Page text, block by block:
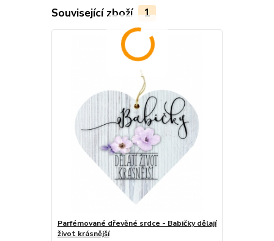
Související zboží 1
Parfémované dřevěné srdce - Babičky dělají
život krásnější